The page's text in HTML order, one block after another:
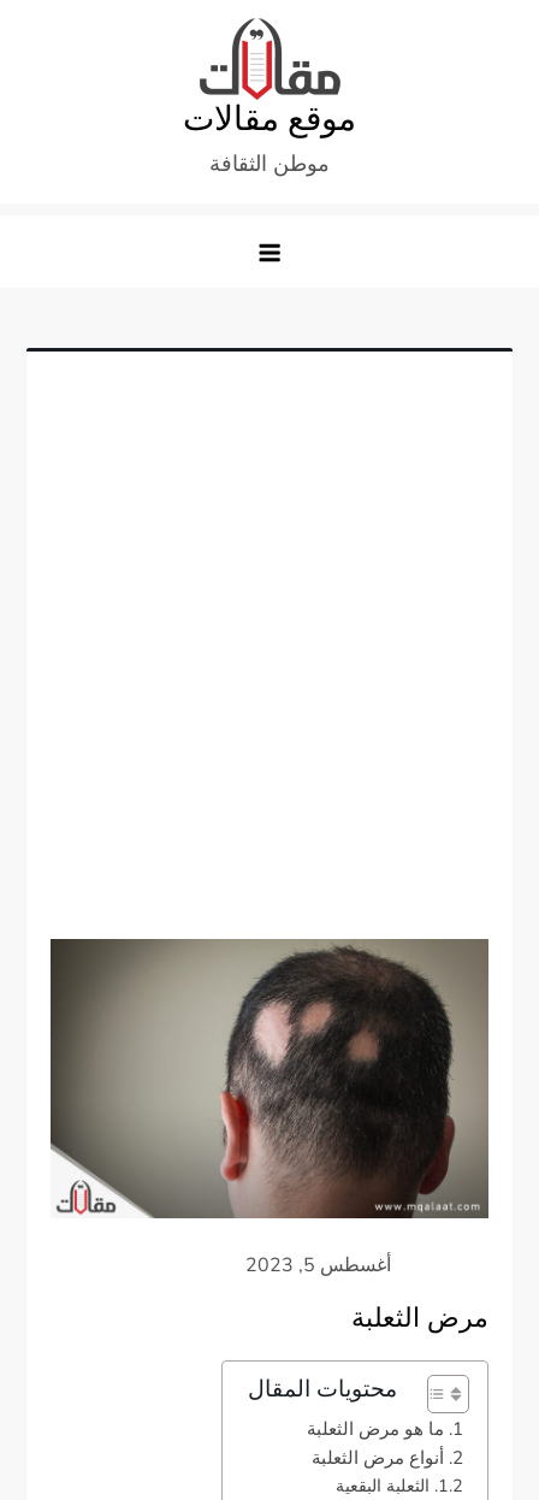
موقع مقالات
موطن الثقافة
مرض الثعلبة
محتويات المقال
ما هو مرض الثعلبة
أنواع مرض الثعلبة
الثعلبة البقعية